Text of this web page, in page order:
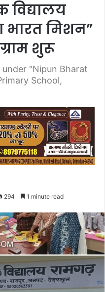
विद्यालय
भारत मिशन”
शुरू
"Nipun Bharat
School,
294 1 minute read